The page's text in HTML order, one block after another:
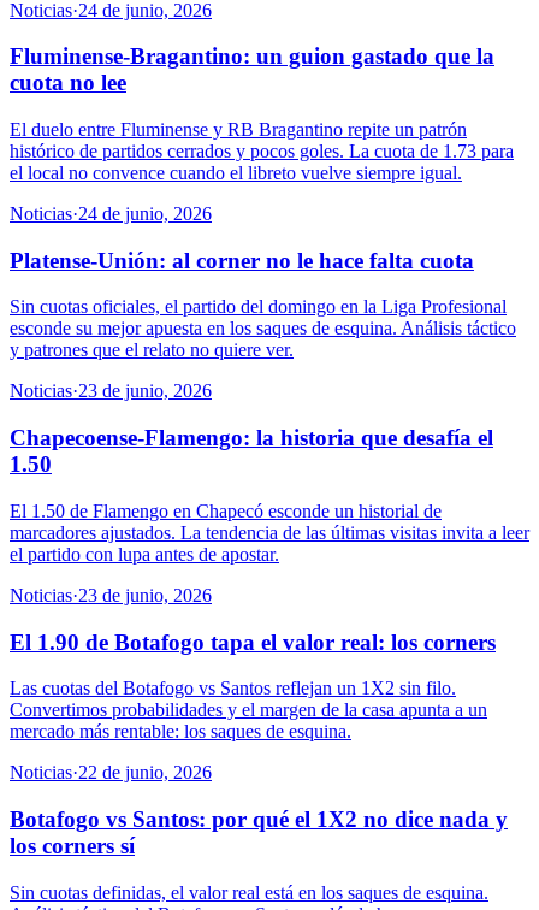
Noticias·24 de junio, 2026
Fluminense-Bragantino: un guion gastado que la
cuota no lee
El duelo entre Fluminense y RB Bragantino repite un patrón
histórico de partidos cerrados y pocos goles. La cuota de 1.73 para
el local no convence cuando el libreto vuelve siempre igual.
Noticias·24 de junio, 2026
Platense-Unión: al corner no le hace falta cuota
Sin cuotas oficiales, el partido del domingo en la Liga Profesional
esconde su mejor apuesta en los saques de esquina. Análisis táctico
y patrones que el relato no quiere ver.
Noticias·23 de junio, 2026
Chapecoense-Flamengo: la historia que desafía el
1.50
El 1.50 de Flamengo en Chapecó esconde un historial de
marcadores ajustados. La tendencia de las últimas visitas invita a leer
el partido con lupa antes de apostar.
Noticias·23 de junio, 2026
El 1.90 de Botafogo tapa el valor real: los corners
Las cuotas del Botafogo vs Santos reflejan un 1X2 sin filo.
Convertimos probabilidades y el margen de la casa apunta a un
mercado más rentable: los saques de esquina.
Noticias·22 de junio, 2026
Botafogo vs Santos: por qué el 1X2 no dice nada y
los corners sí
Sin cuotas definidas, el valor real está en los saques de esquina.